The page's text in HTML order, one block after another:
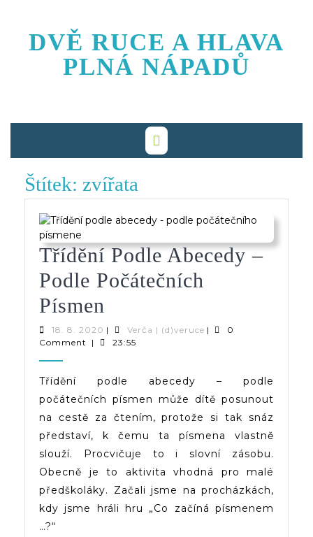
content
DVĚ RUCE A HLAVA
PLNÁ NÁPADŮ
Štítek: zvířata
Třídění Podle Abecedy –
Podle Počátečních
Písmen
Podle
–
Podle
Počátečních
Písmen
18. 8. 2020 18.
8.
| Verča | (d)veruceVerča
|
0
Comment
| 23:55
Třídění podle abecedy – podle
počátečních písmen může dítě posunout
na cestě za čtením, protože si tak snáz
představí, k čemu ta písmena vlastně
slouží. Procvičuje to i slovní zásobu.
Obecně je to aktivita vhodná pro malé
předškoláky. Začali jsme na procházkách,
kdy jsme hráli hru „Co začíná písmenem
…?“